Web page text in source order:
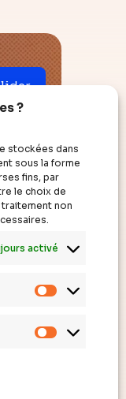
?
stockées dans
sous la forme
fins, par
le choix de
non
activé
Cookies
Cookies